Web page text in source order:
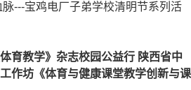
---宝鸡电厂子弟学校清明节系列活
育教学》杂志校园公益行 陕西省中
作坊《体育与健康课堂教学创新与课